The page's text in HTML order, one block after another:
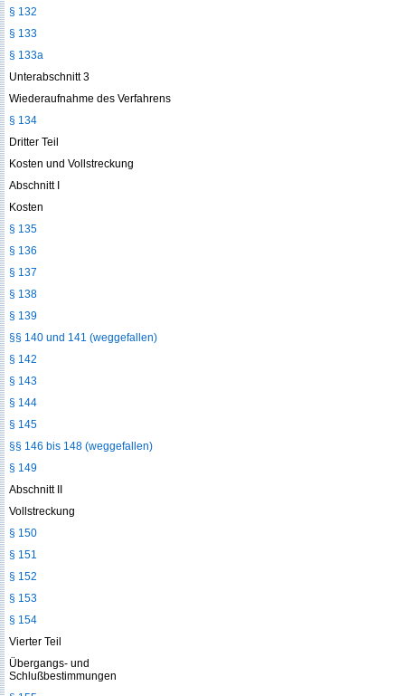
§ 132
§ 133
§ 133a
Unterabschnitt 3
Wiederaufnahme des Verfahrens
§ 134
Dritter Teil
Kosten und Vollstreckung
Abschnitt I
Kosten
§ 135
§ 136
§ 137
§ 138
§ 139
§§ 140 und 141 (weggefallen)
§ 142
§ 143
§ 144
§ 145
§§ 146 bis 148 (weggefallen)
§ 149
Abschnitt II
Vollstreckung
§ 150
§ 151
§ 152
§ 153
§ 154
Vierter Teil
Übergangs- und
Schlußbestimmungen